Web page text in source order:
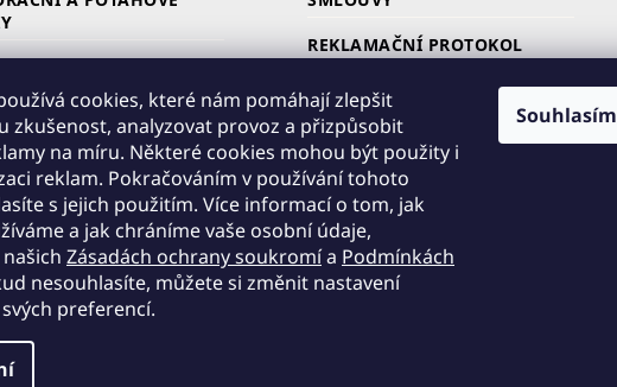
cookies, které nám pomáhají zlepšit
zkušenost, analyzovat provoz a přizpůsobit
na míru. Některé cookies mohou být použity i
reklam. Pokračováním v používání tohoto
s jejich použitím. Více informací o tom, jak
a jak chráníme vaše osobní údaje,
Zásadách ochrany soukromía Podmínkách
nesouhlasíte, můžete si změnit nastavení
preferencí.
Souhlasím
/
STUHY
LÁTEK
REKLAMAČNÍ PROTOKOL
ZPŮSOB A CENA DOPRAVY
ZPŮSOB PLATBY
DOBA DODÁNÍ
KONTAKTY